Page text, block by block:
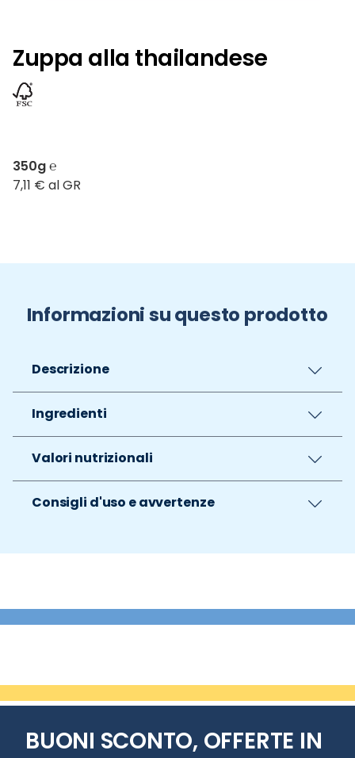
Zuppa alla thailandese
350g ℮
7,11 € al GR
Informazioni su questo prodotto
Descrizione
Ingredienti
Valori nutrizionali
Consigli d'uso e avvertenze
BUONI SCONTO, OFFERTE IN